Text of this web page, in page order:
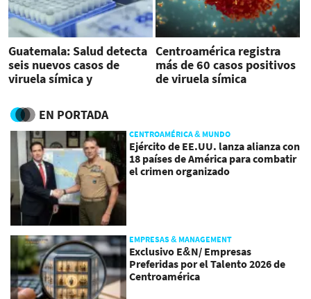
Guatemala: Salud detecta
seis nuevos casos de
viruela símica y
Centroamérica registra
más de 60 casos positivos
de viruela símica
EN PORTADA
CENTROAMÉRICA & MUNDO
Ejército de EE.UU. lanza alianza con
18 países de América para combatir
el crimen organizado
EMPRESAS & MANAGEMENT
Exclusivo E&N/ Empresas
Preferidas por el Talento 2026 de
Centroamérica